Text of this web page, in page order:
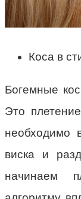
Коса в
Богемные
Это
необходимо
виска и
начинаем